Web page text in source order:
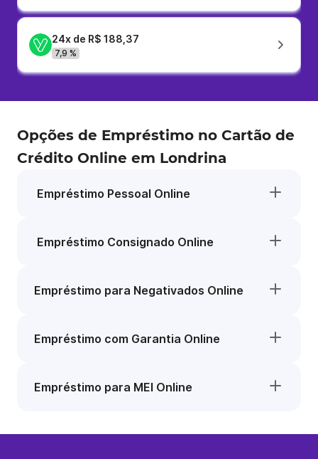
24x de R$ 188,37
7,9 %
Opções de Empréstimo no Cartão de
Crédito Online em Londrina
Empréstimo Pessoal Online
Empréstimo Consignado Online
Empréstimo para Negativados Online
Empréstimo com Garantia Online
Empréstimo para MEI Online